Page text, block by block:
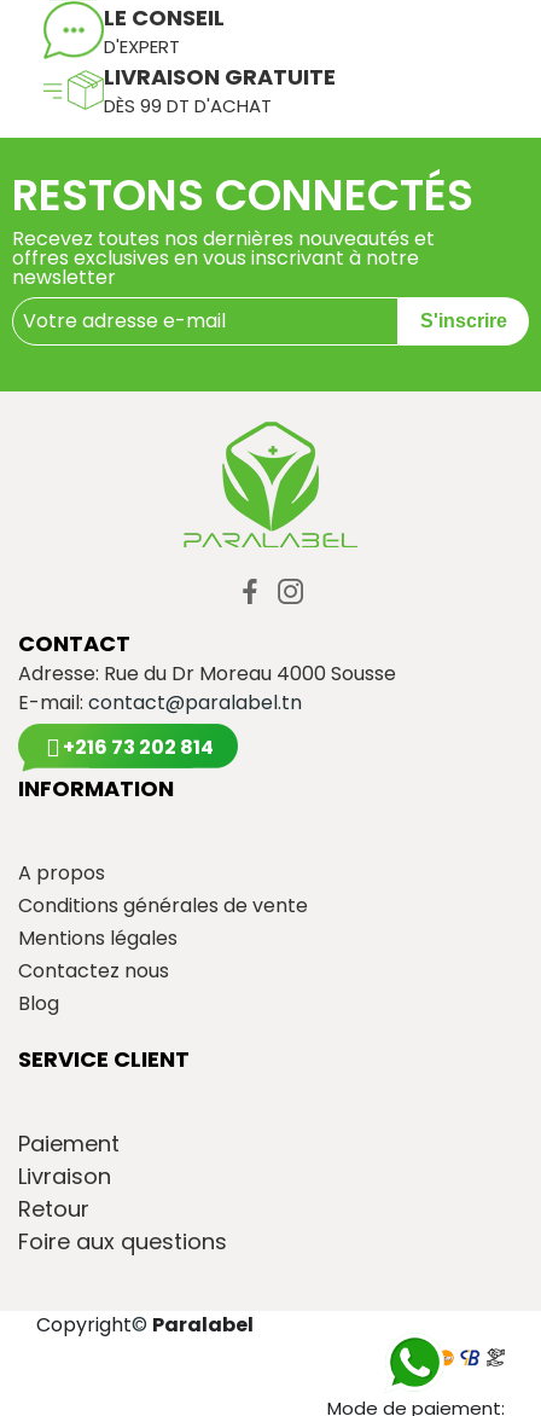
LE CONSEIL
D'EXPERT
LIVRAISON GRATUITE
DÈS 99 DT D'ACHAT
RESTONS CONNECTÉS
Recevez toutes nos dernières nouveautés et
offres exclusives en vous inscrivant à notre
newsletter
S'inscrire
CONTACT
Adresse: Rue du Dr Moreau 4000 Sousse
E-mail: contact@paralabel.tn
+216 73 202 814
INFORMATION
A propos
Conditions générales de vente
Mentions légales
Contactez nous
Blog
SERVICE CLIENT
Paiement
Livraison
Retour
Foire aux questions
Copyright© Paralabel
Mode de paiement: